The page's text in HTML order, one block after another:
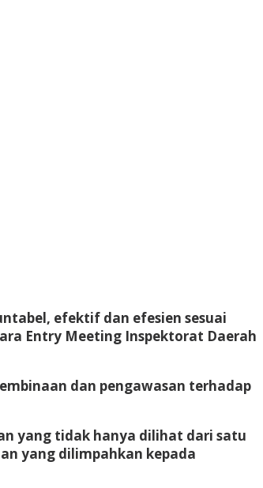
efektif dan efesien sesuai
Entry Meeting Inspektorat Daerah
dan pengawasan terhadap
yang tidak hanya dilihat dari satu
yang dilimpahkan kepada